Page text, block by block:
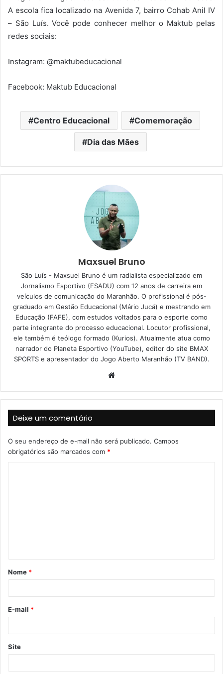
A escola fica localizado na Avenida 7, bairro Cohab Anil IV
– São Luís. Você pode conhecer melhor o Maktub pelas
redes sociais:
Instagram: @maktubeducacional
Facebook: Maktub Educacional
Centro Educacional Comemoração
Dia das Mães
Maxsuel Bruno
São Luís - Maxsuel Bruno é um radialista especializado em
Jornalismo Esportivo (FSADU) com 12 anos de carreira em
veículos de comunicação do Maranhão. O profissional é pós-
graduado em Gestão Educacional (Mário Jucá) e mestrando em
Educação (FAFE), com estudos voltados para o esporte como
parte integrante do processo educacional. Locutor profissional,
ele também é teólogo formado (Kurios). Atualmente atua como
narrador do Planeta Esportivo (YouTube), editor do site BMAX
SPORTS e apresentador do Jogo Aberto Maranhão (TV BAND).
b
s
Deixe um comentário
O seu endereço de e-mail não será publicado. Campos
obrigatórios são marcados com *
á
r
*
Nome *
E-mail *
Site